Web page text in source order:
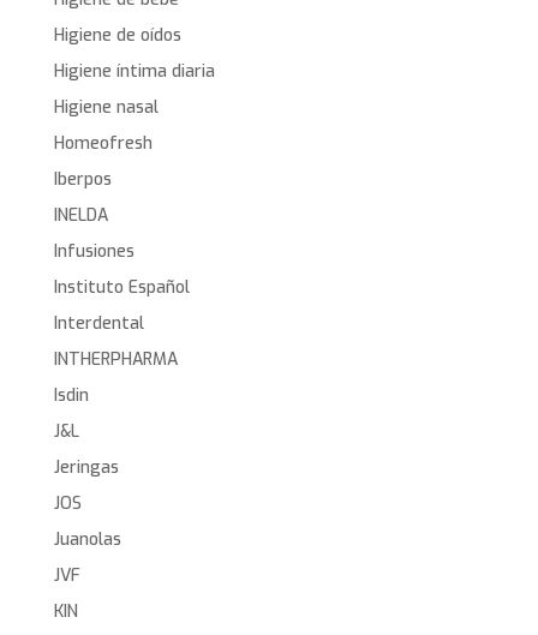
Higiene de oídos
Higiene íntima diaria
Higiene nasal
Homeofresh
Iberpos
INELDA
Infusiones
Instituto Español
Interdental
INTHERPHARMA
Isdin
J&L
Jeringas
JOS
Juanolas
JVF
KIN